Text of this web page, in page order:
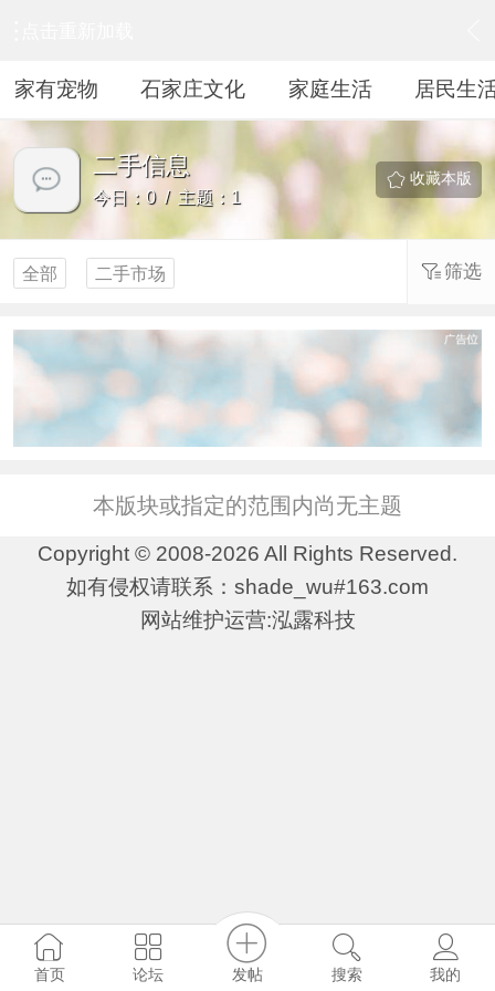
家有宠物 石家庄文化 家庭生活 居民生
二手信息
今日：0 / 主题：1
收藏本版
全部 二手市场 筛选
本版块或指定的范围内尚无主题
Copyright © 2008-2026 All Rights Reserved.
如有侵权请联系：shade_wu#163.com
网站维护运营:泓露科技
首页 论坛 发帖 搜索 我的